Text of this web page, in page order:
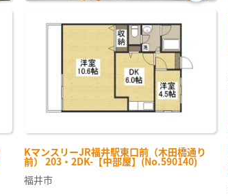
KマンスリーJR福井駅東口前（木田橋通り
前） 203・2DK-【中部屋】(No.590140)
お気
福井市